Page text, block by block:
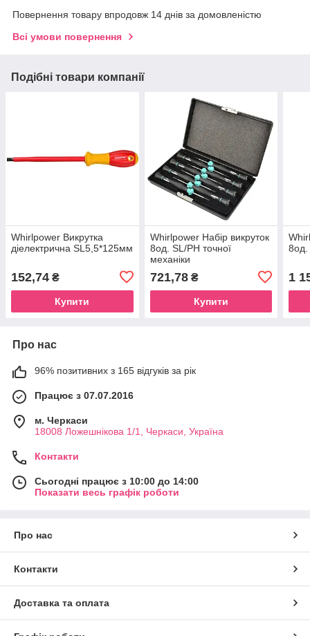
Повернення товару впродовж 14 днів за домовленістю
Всі умови повернення
Подібні товари компанії
Whirlpower Викрутка
діелектрична SL5,5*125мм
152,74 ₴
Купити
Whirlpower Набір викруток
8од. SL/PH точної
механіки
721,78₴
Купити
8од.
1
Про нас
96% позитивних з 165 відгуків за рік
Працює з 07.07.2016
м. Черкаси
18008 Ложешнікова 1/1, Черкаси, Україна
Контакти
Сьогодні працює з 10:00 до 14:00
Показати весь графік роботи
Про нас
Контакти
Доставка та оплата